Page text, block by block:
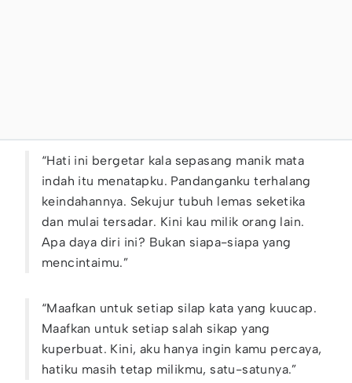
“Hati ini bergetar kala sepasang manik mata
indah itu menatapku. Pandanganku terhalang
keindahannya. Sekujur tubuh lemas seketika
dan mulai tersadar. Kini kau milik orang lain.
Apa daya diri ini? Bukan siapa-siapa yang
mencintaimu.”
“Maafkan untuk setiap silap kata yang kuucap.
Maafkan untuk setiap salah sikap yang
kuperbuat. Kini, aku hanya ingin kamu percaya,
hatiku masih tetap milikmu, satu-satunya.”